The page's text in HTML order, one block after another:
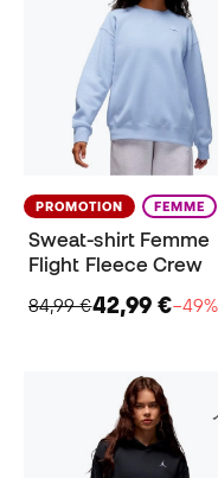
PROMOTION FEMME
Sweat-shirt Femme
Flight Fleece Crew
84,99 €42,99 €−49%